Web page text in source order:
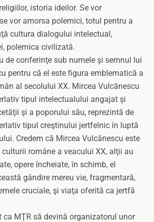
istoria ideilor. Se vor
vor amorsa polemici, totul pentru a
cultura dialogului intelectual,
polemica civilizată.
de conferinţe sub numele şi semnul lui
pentru că el este figura emblematică a
al secolului XX. Mircea Vulcănescu
tipul intelectualului angajat şi
şi a poporului său, reprezintă de
tipul creştinului jertfelnic în luptă
Credem că Mircea Vulcănescu este
române a veacului XX, alţii au
opere încheiate, în schimb, el
gândire mereu vie, fragmentară,
cruciale, şi viaţa oferită ca jertfă
MŢR să devină organizatorul unor